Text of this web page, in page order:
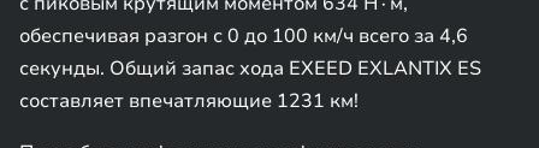
обеспечивая разгон с 0 до 100 км/ч всего за 4,6
секунды. Общий запас хода EXEED EXLANTIX ES
составляет впечатляющие 1231 км!